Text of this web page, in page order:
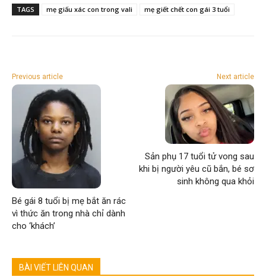
TAGS mẹ giấu xác con trong vali mẹ giết chết con gái 3 tuổi
Previous article
Bé gái 8 tuổi bị mẹ bắt ăn rác
vì thức ăn trong nhà chỉ dành
cho ‘khách’
Next article
Sản phụ 17 tuổi tử vong sau
khi bị người yêu cũ bắn, bé sơ
sinh không qua khỏi
BÀI VIẾT LIÊN QUAN